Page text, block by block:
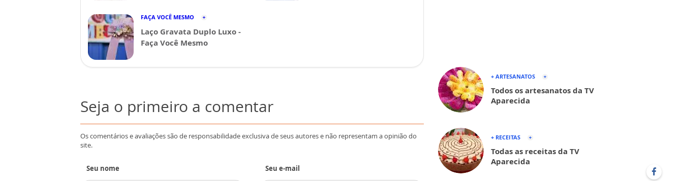
FAÇA VOCÊ MESMO
Laço Gravata Duplo Luxo -
Faça Você Mesmo
Seja o primeiro a comentar
Os comentários e avaliações são de responsabilidade exclusiva de seus autores e não representam a opinião do
site.
Seu nome Seu e-mail
+ ARTESANATOS
Todos os artesanatos da TV
Aparecida
+ RECEITAS
Todas as receitas da TV
Aparecida